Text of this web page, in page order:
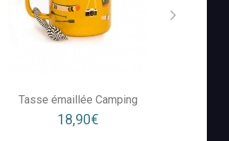
Tasse émaillée Camping
18,90€